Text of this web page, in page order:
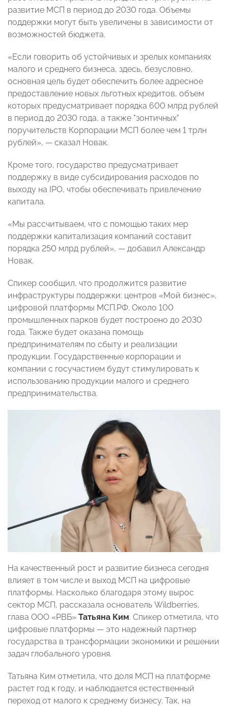
развитие МСП в период до 2030 года. Объемы
поддержки могут быть увеличены в зависимости от
возможностей бюджета.
«Если говорить об устойчивых и зрелых компаниях
малого и среднего бизнеса, здесь, безусловно,
основная цель будет обеспечить более адресное
предоставление новых льготных кредитов, объем
которых предусматривает порядка 600 млрд рублей
в период до 2030 года, а также "зонтичных"
поручительств Корпорации МСП более чем 1 трлн
рублей», — сказал Новак.
Кроме того, государство предусматривает
поддержку в виде субсидирования расходов по
выходу на IPO, чтобы обеспечивать привлечение
капитала.
«Мы рассчитываем, что с помощью таких мер
поддержки капитализация компаний составит
порядка 250 млрд рублей», — добавил Александр
Новак.
Спикер сообщил, что продолжится развитие
инфраструктуры поддержки: центров «Мой бизнес»,
цифровой платформы МСП.РФ. Около 100
промышленных парков будет построено до 2030
года. Также будет оказана помощь
предпринимателям по сбыту и реализации
продукции. Государственные корпорации и
компании с госучастием будут стимулировать к
использованию продукции малого и среднего
предпринимательства.
На качественный рост и развитие бизнеса сегодня
влияет в том числе и выход МСП на цифровые
платформы. Насколько благодаря этому вырос
сектор МСП, рассказала основатель Wildberries,
глава ООО «РВБ» Татьяна Ким. Спикер отметила, что
цифровые платформы — это надежный партнер
государства в трансформации экономики и решении
задач глобального уровня.
Татьяна Ким отметила, что доля МСП на платформе
растет год к году, и наблюдается естественный
переход от малого к среднему бизнесу. Так, на